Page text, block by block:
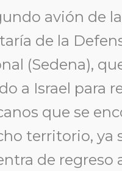
avión de la
de la
(Sedena),
a Israel para
que se
territorio, ya
de regreso